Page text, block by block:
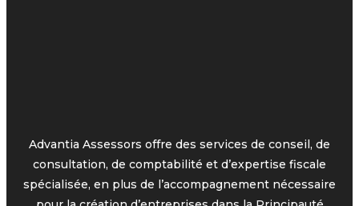
Advantia Assessors offre des services de conseil, de
consultation, de comptabilité et d’expertise fiscale
spécialisée, en plus de l’accompagnement nécessaire